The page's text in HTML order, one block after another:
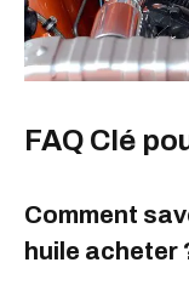
FAQ Clé
Comment
huile acheter